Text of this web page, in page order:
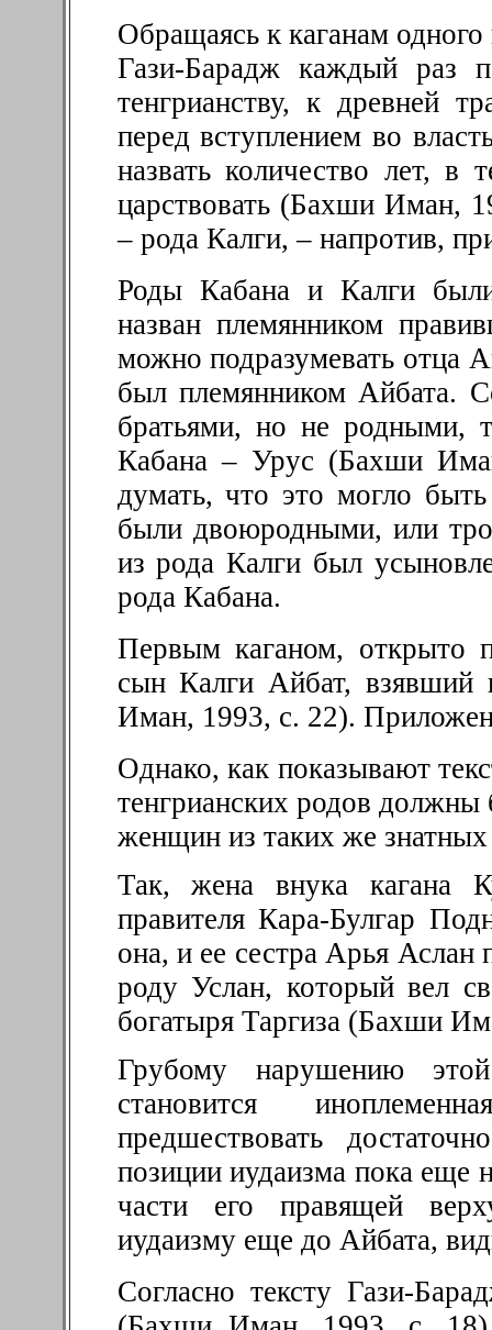
Обращаясь к каганам
Гази-Барадж каждый раз
тенгрианству, к древней
перед вступлением во
назвать количество лет,
царствовать (Бахши Иман,
– рода Калги, – напротив,
Роды Кабана и Калги
назван племянником
можно подразумевать отца
был племянником Айбата.
братьями, но не родными,
Кабана – Урус (Бахши
думать, что это могло
были двоюродными, или
из рода Калги был
рода Кабана.
Первым каганом, открыто
сын Калги Айбат,
Иман, 1993, с. 22).
Однако, как показывают
тенгрианских родов
женщин из таких же
Так, жена внука кагана
правителя Кара-Булгар
она, и ее сестра Арья
роду Услан, который вел
богатыря Таргиза (Бахши
Грубому нарушению
становится
предшествовать
позиции иудаизма пока еще
части его правящей
иудаизму еще до Айбата,
Согласно тексту Гази-